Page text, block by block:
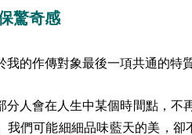
驚奇感
我的作傳對象最後一項共通的特
分人會在人生中某個時間點，不
我們可能細細品味藍天的美，